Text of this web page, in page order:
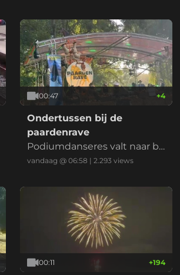
00:47 +4
Ondertussen bij de
paardenrave
Podiumdanseres valt naar be
neden
vandaag @ 06:58 |2.293 views
00:11 +194